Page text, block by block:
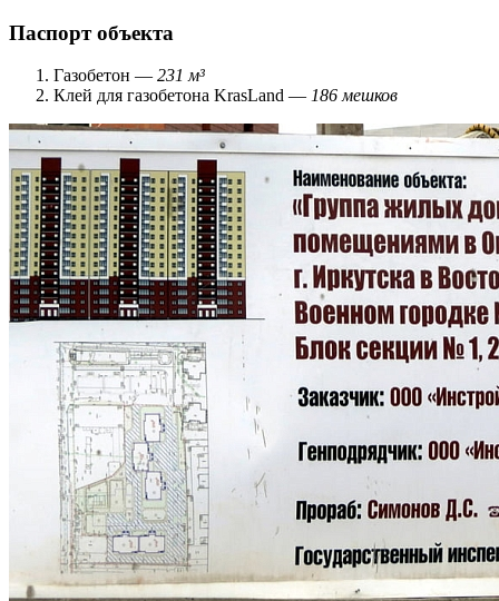
Паспорт объекта
Газобетон — 231 м³
Клей для газобетона KrasLand — 186 мешков